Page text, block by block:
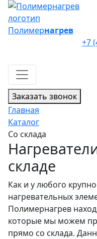
Полимернагрев
+7
Заказать звонок
Главная
Каталог
Со склада
складе
Как и у любого
нагревательных
Полимернагрев
которые мы можем
прямо со склада.